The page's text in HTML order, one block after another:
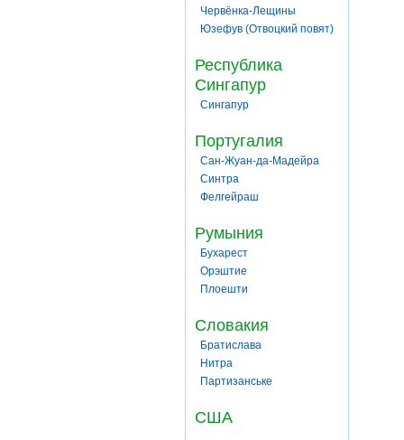
Червёнка-Лещины
Юзефув (Отвоцкий повят)
Республика
Сингапур
Сингапур
Португалия
Сан-Жуан-да-Мадейра
Синтра
Фелгейраш
Румыния
Бухарест
Орэштие
Плоешти
Словакия
Братислава
Нитра
Партизанське
США